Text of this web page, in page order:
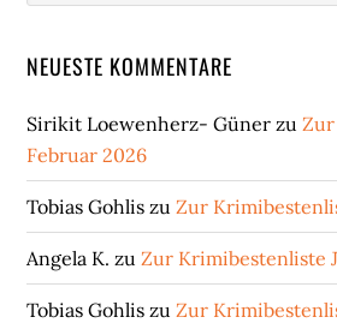
NEUESTE KOMMENTARE
Sirikit Loewenherz- Güner zu
Februar 2026
Tobias Gohlis zuZur
Angela K. zuZur Krimibestenliste
Tobias Gohlis zuZur